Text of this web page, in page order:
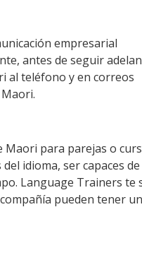
empresarial
antes de seguir
al teléfono y en correos
para parejas o
idioma, ser capaces
Language Trainers te
pueden tener